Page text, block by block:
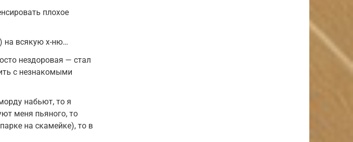
плохое
на всякую х-ню…
нездоровая — стал
с незнакомыми
набьют, то я
меня пьяного, то
на скамейке), то в